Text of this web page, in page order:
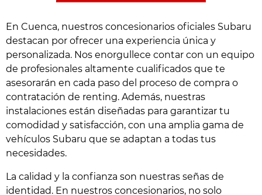
En Cuenca, nuestros concesionarios oficiales Subaru
destacan por ofrecer una experiencia única y
personalizada. Nos enorgullece contar con un equipo
de profesionales altamente cualificados que te
asesorarán en cada paso del proceso de compra o
contratación de renting. Además, nuestras
instalaciones están diseñadas para garantizar tu
comodidad y satisfacción, con una amplia gama de
vehículos Subaru que se adaptan a todas tus
necesidades.
La calidad y la confianza son nuestras señas de
identidad. En nuestros concesionarios, no solo